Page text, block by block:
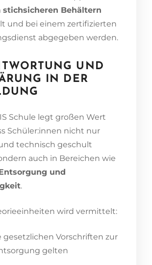
stichsicheren Behältern
und bei einem zertifizierten
abgegeben werden.
UND
IN DER
Schule legt großen Wert
Schüler:innen nicht nur
technisch geschult
auch in Bereichen wie
und
.
wird vermittelt:
gesetzlichen Vorschriften zur
gelten